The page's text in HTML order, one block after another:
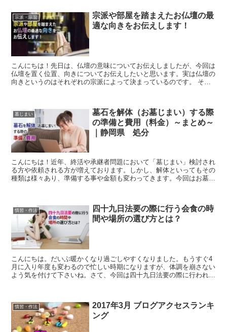
宗派・宗旨
宗派や部屋を踏まえたお仏壇の最
適な向きをお伝えします！
こんにちは！先日は、仏壇の意味についてお伝えしましたが、今回は
仏壇を置く位置、向きについてお伝えしたいと思います。実は仏壇の
向きというのはそれぞれの宗派によって決まっているのです。 それ
墓じまい
墓石を解体（お墓じまい）する際
の準備と費用（料金）～まとめ～
｜静岡県 処分
こんにちは！近年、終活や承継者問題において「墓じまい」検討され
る方や依頼される方が増えております。しかし、解体といってもその
種類は様々あり、準備する事や金額も変わってきます。今回はお墓の
慣習・作法
四十九日法要の際に行う会食の時
間や場所の選び方とは？
こんにちは。だいぶ暖かくなり過ごしやすくなりました。もうすぐ4
月に入り年度も変わるので忙しい時期になりますが、体調を崩さない
よう気を付けて下さいね。さて、今回は四十九日法要の際に行われる
慣習・作法
2017年3月 ブログアクセスランキ
ング